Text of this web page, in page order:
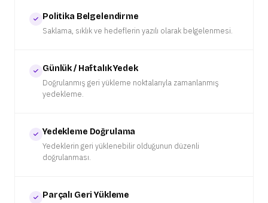
Politika Belgelendirme
Saklama, sıklık ve hedeflerin yazılı olarak belgelenmesi.
Günlük / Haftalık Yedek
Doğrulanmış geri yükleme noktalarıyla zamanlanmış
yedekleme.
Yedekleme Doğrulama
Yedeklerin geri yüklenebilir olduğunun düzenli
doğrulanması.
Parçalı Geri Yükleme